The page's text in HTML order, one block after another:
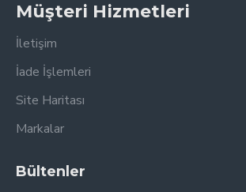
Müşteri Hizmetleri
İletişim
İade İşlemleri
Site Haritası
Markalar
Bültenler